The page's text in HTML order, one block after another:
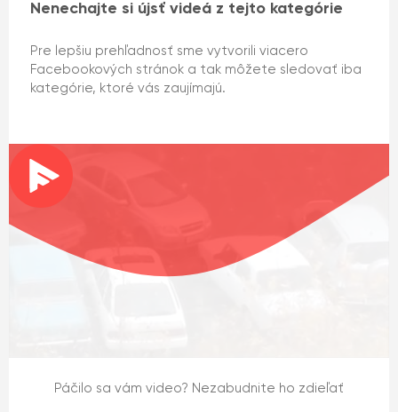
Nenechajte si újsť videá z tejto kategórie
Pre lepšiu prehľadnosť sme vytvorili viacero
Facebookových stránok a tak môžete sledovať iba
kategórie, ktoré vás zaujímajú.
Páčilo sa vám video? Nezabudnite ho zdieľať